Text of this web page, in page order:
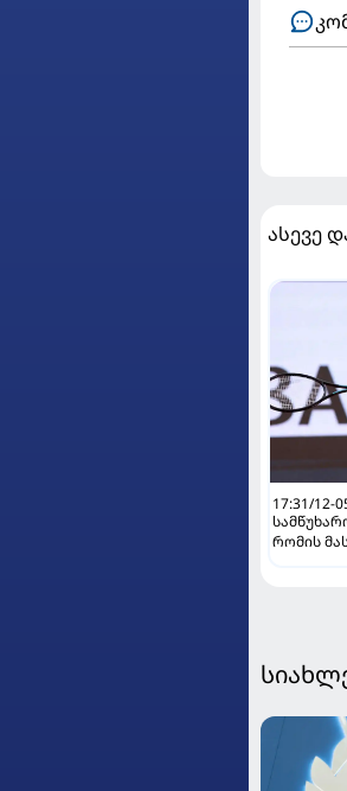
ასევე
17:31/12-
რომის